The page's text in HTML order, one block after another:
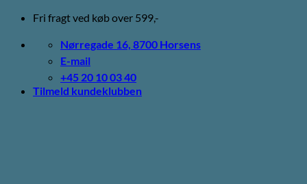
Fortsæt
indhold
Fri fragt ved køb over 599,-
Nørregade 16, 8700 Horsens
E-mail
+45 20 10 03 40
Tilmeld kundeklubben